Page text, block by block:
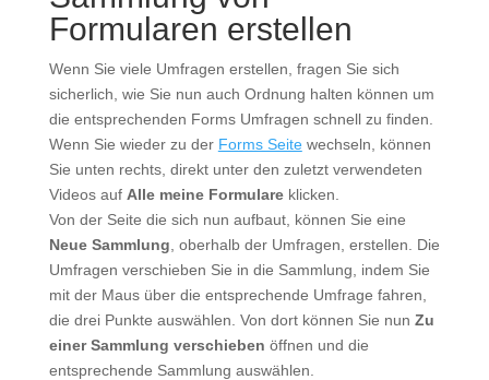
Formularen erstellen
Wenn Sie viele Umfragen erstellen, fragen Sie sich
sicherlich, wie Sie nun auch Ordnung halten können um
die entsprechenden Forms Umfragen schnell zu finden.
Wenn Sie wieder zu der Forms Seitewechseln, können
Sie unten rechts, direkt unter den zuletzt verwendeten
Videos auf Alle meine Formulareklicken.
Von der Seite die sich nun aufbaut, können Sie eine
Neue Sammlung , oberhalb der Umfragen, erstellen. Die
Umfragen verschieben Sie in die Sammlung, indem Sie
mit der Maus über die entsprechende Umfrage fahren,
die drei Punkte auswählen. Von dort können Sie nun Zu
einer Sammlung verschieben öffnen und die
entsprechende Sammlung auswählen.